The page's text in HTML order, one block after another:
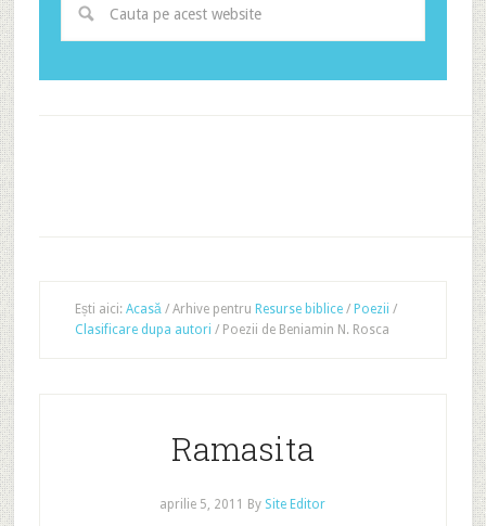
Ești aici: Acasă /Arhive pentru Resurse biblice / Poezii /
Clasificare dupa autori /Poezii de Beniamin N. Rosca
Ramasita
aprilie 5, 2011 By Site Editor